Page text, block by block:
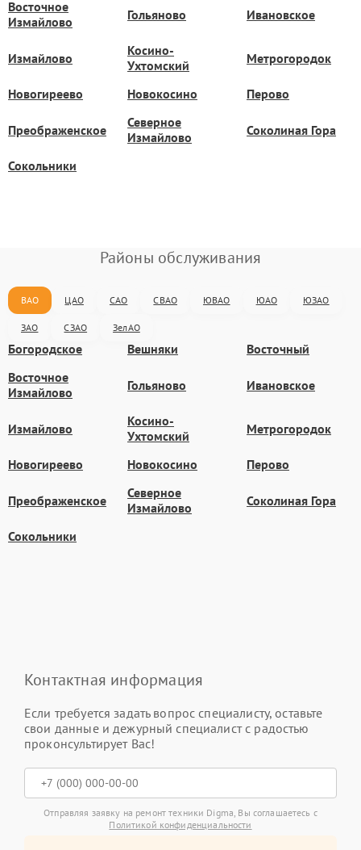
Восточное
Измайлово
Гольяново Ивановское
Измайлово
Косино-
Ухтомский
Метрогородок
Новогиреево Новокосино Перово
Преображенское
Северное
Измайлово
Соколиная Гора
Сокольники
Районы обслуживания
ВАО ЦАО САО СВАО ЮВАО ЮАО ЮЗАО
ЗАО СЗАО ЗелАО
Богородское Вешняки
Восточный
Восточное
Измайлово
Гольяново Ивановское
Измайлово
Косино-
Ухтомский
Метрогородок
Новогиреево Новокосино Перово
Преображенское
Северное
Измайлово
Соколиная Гора
Сокольники
Контактная информация
Если требуется задать вопрос специалисту, оставьте
свои данные и дежурный специалист с радостью
проконсультирует Вас!
Отправляя заявку на ремонт техники Digma, Вы соглашаетесь с
Политикой конфиденциальности